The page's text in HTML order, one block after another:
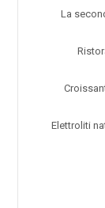
La
Elettroliti